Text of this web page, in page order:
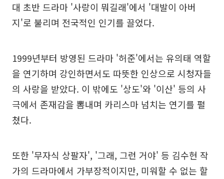
대 초반 드라마 '사랑이 뭐길래'에서 '대발이 아버
지'로 불리며 전국적인 인기를 끌었다.
1999년부터 방영된 드라마 '허준'에서는 유의태 역할
을 연기하며 강인하면서도 따뜻한 인상으로 시청자들
의 사랑을 받았다. 이 밖에도 '상도'와 '이산' 등의 사
극에서 존재감을 뽐내며 카리스마 넘치는 연기를 펼
쳤다.
또한 '무자식 상팔자', '그래, 그런 거야' 등 김수현 작
가의 드라마에서 가부장적이지만, 미워할 수 없는 할